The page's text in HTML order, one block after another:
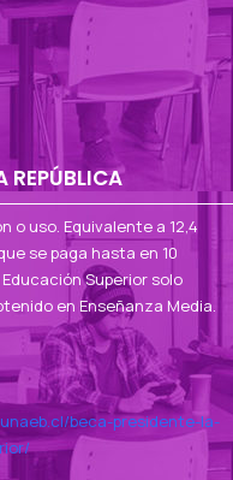
REPÚBLICA
o uso. Equivalente a 12,4
se paga hasta en 10
Superior solo
en Enseñanza Media.
beca-presidente-la-